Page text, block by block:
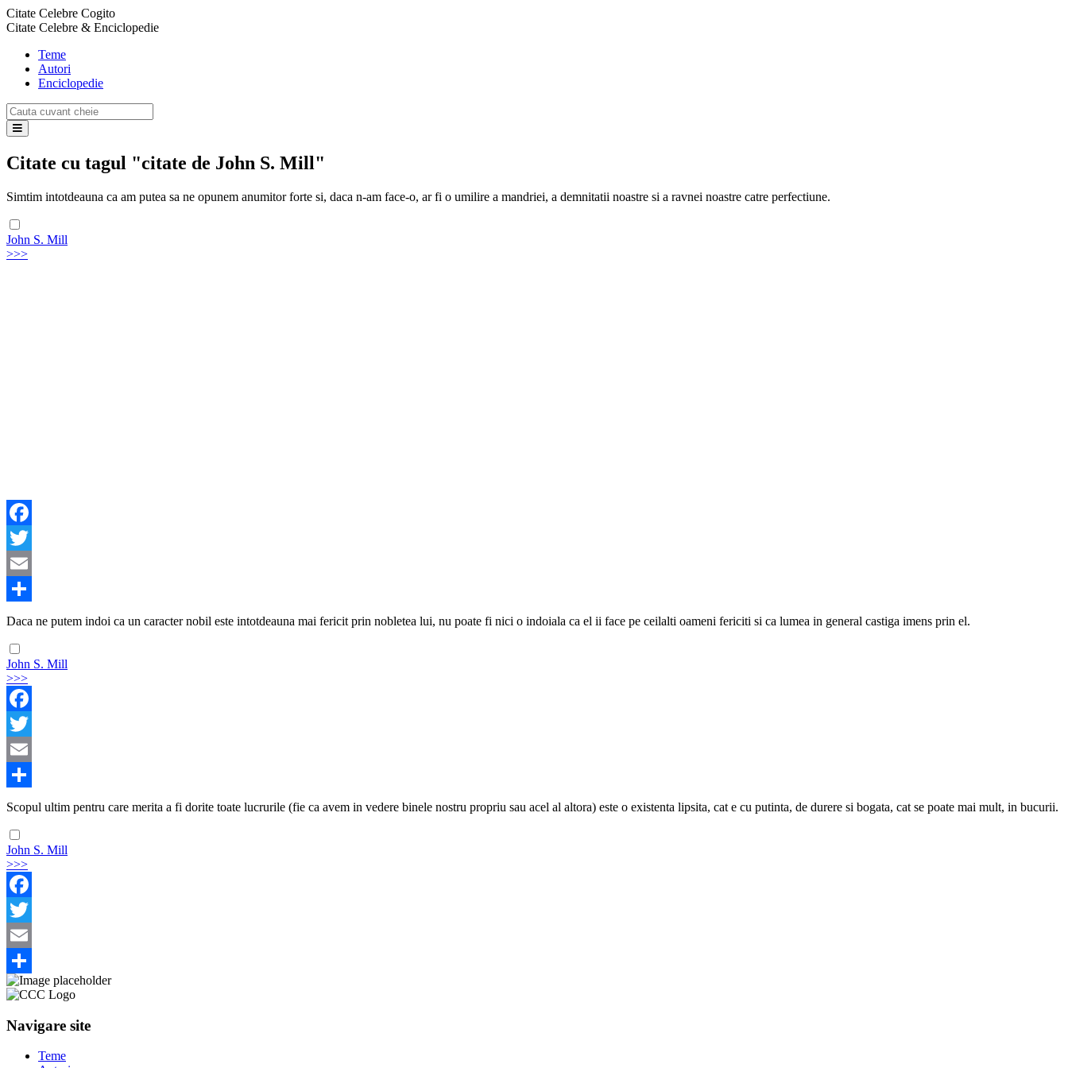
Citate Celebre Cogito
Citate Celebre & Enciclopedie
Teme
Autori
Enciclopedie
Citate cu tagul "citate de John S. Mill"
Simtim intotdeauna ca am putea sa ne opunem anumitor forte si, daca n-am face-o, ar fi o umilire a mandriei, a demnitatii noastre si a ravnei noastre catre perfectiune.
John S. Mill
>>>
Facebook
Twitter
Email
Share
Daca ne putem indoi ca un caracter nobil este intotdeauna mai fericit prin nobletea lui, nu poate fi nici o indoiala ca el ii face pe ceilalti oameni fericiti si ca lumea in general castiga imens prin el.
John S. Mill
>>>
Facebook
Twitter
Email
Share
Scopul ultim pentru care merita a fi dorite toate lucrurile (fie ca avem in vedere binele nostru propriu sau acel al altora) este o existenta lipsita, cat e cu putinta, de durere si bogata, cat se poate mai mult, in bucurii.
John S. Mill
>>>
Facebook
Twitter
Email
Share
Navigare site
Teme